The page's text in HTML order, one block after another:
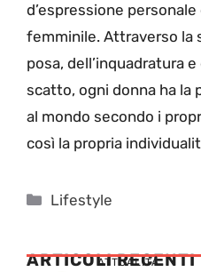
d’espressione
femminile. Attraverso la
posa, dell’inquadratura
scatto, ogni donna ha la
al mondo secondo i
così la propria
Categorie
Lifestyle
ARTICOLI RECENTI
ATTUALITÁ